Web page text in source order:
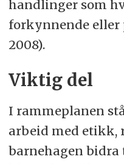
handlinger som
forkynnende eller
2008).
Viktig del
I rammeplanen
arbeid med etikk,
barnehagen